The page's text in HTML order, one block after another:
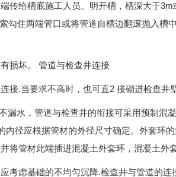
传给槽底施工人员。明开槽，槽深大于
住两端管口或将管道自槽边翻滚抛入槽中
损坏。 管道与检查井连接
接.当要求不高时，也可直2 接砌进检查井壁
水，管道与检查井的衔接可采用预制混
径应根据管材的外径尺寸确定。外套环
将管材此端插进混凝土外套环，混凝土外
考虑基础的不均匀沉降.检查井与管道的